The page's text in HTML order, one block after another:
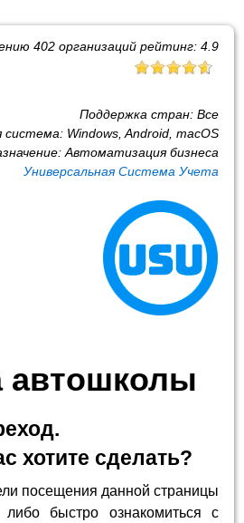
402организаций рейтинг: 4.9
Поддержка стран: Все
система: Windows, Android, macOS
Автоматизация бизнеса
Универсальная Система Учета
автошколы
хотите сделать?
посещения данной страницы
быстро ознакомиться с